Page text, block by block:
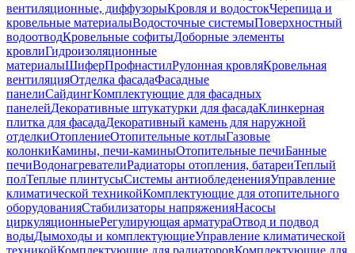
вентиляционные, диффузорыКровля и водостокЧерепица и
кровельные материалыВодосточные системыПоверхностный
водоотводКровельные софитыДоборные элементы
кровлиГидроизоляционные
материалыШиферПрофнастилРулонная кровляКровельная
вентиляцияОтделка фасадаФасадные
панелиСайдингКомплектующие для фасадных
панелейДекоративные штукатурки для фасадаКлинкерная
плитка для фасадаДекоративный камень для наружной
отделкиОтоплениеОтопительные котлыГазовые
колонкиКамины, печи-каминыОтопительные печиБанные
печиВодонагревателиРадиаторы отопления, батареиТеплый
полТеплые плинтусыСистемы антиобледененияУправление
климатической техникойКомплектующие для отопительного
оборудованияСтабилизаторы напряженияНасосы
циркуляционныеРегулирующая арматураОтвод и подвод
водыДымоходы и комплектующиеУправление климатической
техникойКомплектующие для радиаторовКомплектующие для